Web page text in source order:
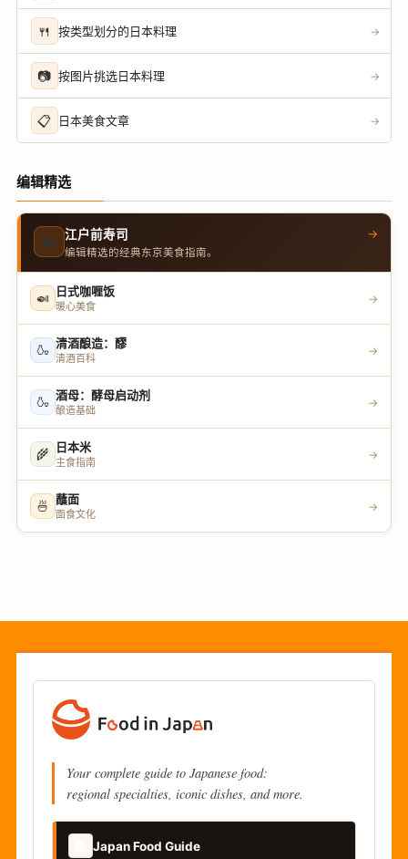
🍴 按类型划分的日本料理 →
📷 按图片挑选日本料理 →
📋 日本美食文章 →
编辑精选
🍣 江户前寿司
编辑精选的经典东京美食指南。
→
🍛 日式咖喱饭
暖心美食
→
🍶 清酒酿造：醪
清酒百科
→
🍶 酒母：酵母启动剂
酿造基础
→
🌾 日本米
主食指南
→
🍜 蘸面
面食文化
→
Your complete guide to Japanese food:
regional specialties, iconic dishes, and more.
Japan Food Guide